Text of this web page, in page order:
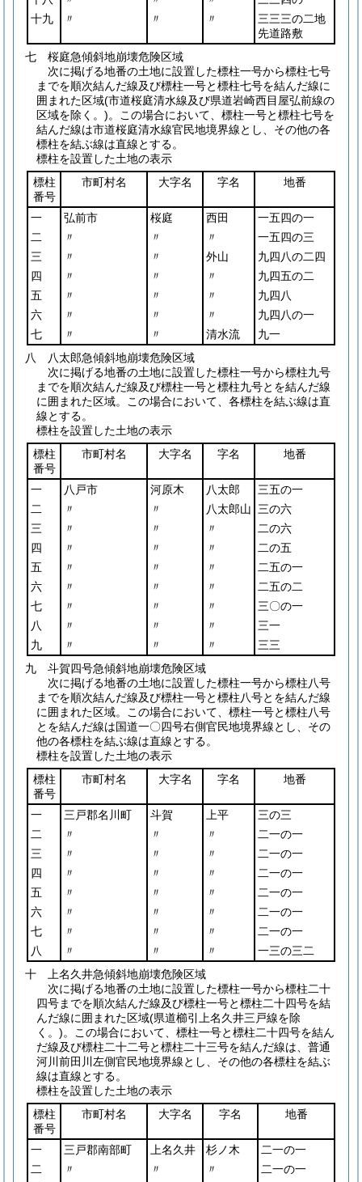
十九
〃 〃 〃
三三三の二地
先道路敷
七 桜庭急傾斜地崩壊危険区域
次に掲げる地番の土地に設置した標柱一号から標柱七号
までを順次結んだ線及び標柱一号と標柱七号を結んだ線に
囲まれた区域(市道桜庭清水線及び県道岩崎西目屋弘前線の
区域を除く。)。この場合において、標柱一号と標柱七号を
結んだ線は市道桜庭清水線官民地境界線とし、その他の各
標柱を結ぶ線は直線とする。
標柱を設置した土地の表示
標柱
番号
市町村名 大字名 字名 地番
一 弘前市 桜庭 西田
一五四の一
二
〃 〃 〃
一五四の三
三
〃 〃 外山
九四八の二四
四
〃 〃 〃
九四五の二
五
〃 〃 〃
九四八
六
〃 〃 〃
九四八の一
七
〃 〃 清水流
九一
八 八太郎急傾斜地崩壊危険区域
次に掲げる地番の土地に設置した標柱一号から標柱九号
までを順次結んだ線及び標柱一号と標柱九号とを結んだ線
に囲まれた区域。この場合において、各標柱を結ぶ線は直
線とする。
標柱を設置した土地の表示
標柱
番号
市町村名 大字名 字名 地番
一 八戸市 河原木 八太郎
三五の一
二
〃 〃 八太郎山
三の六
三
〃 〃 〃
二の六
四
〃 〃 〃
二の五
五
〃 〃 〃
二五の一
六
〃 〃 〃
二五の二
七
〃 〃 〃
三〇の一
八
〃 〃 〃
三一
九
〃 〃 〃
三三
九 斗賀四号急傾斜地崩壊危険区域
次に掲げる地番の土地に設置した標柱一号から標柱八号
までを順次結んだ線及び標柱一号と標柱八号とを結んだ線
に囲まれた区域。この場合において、標柱一号と標柱八号
とを結んだ線は国道一〇四号右側官民地境界線とし、その
他の各標柱を結ぶ線は直線とする。
標柱を設置した土地の表示
標柱
番号
市町村名 大字名 字名 地番
一 三戸郡名川町 斗賀 上平
三の三
二
〃 〃 〃
二一の一
三
〃 〃 〃
二一の一
四
〃 〃 〃
二一の一
五
〃 〃 〃
二一の一
六
〃 〃 〃
二一の一
七
〃 〃 〃
二一の一
八
〃 〃 〃
一三の三二
十 上名久井急傾斜地崩壊危険区域
次に掲げる地番の土地に設置した標柱一号から標柱二十
四号までを順次結んだ線及び標柱一号と標柱二十四号を結
んだ線に囲まれた区域(県道櫛引上名久井三戸線を除
く。)。この場合において、標柱一号と標柱二十四号を結ん
だ線及び標柱二十二号と標柱二十三号を結んだ線は、普通
河川前田川左側官民地境界線とし、その他の各標柱を結ぶ
線は直線とする。
標柱を設置した土地の表示
標柱
番号
市町村名 大字名 字名 地番
一 三戸郡南部町 上名久井 杉ノ木
二一の一
二
〃 〃 〃
二一の一